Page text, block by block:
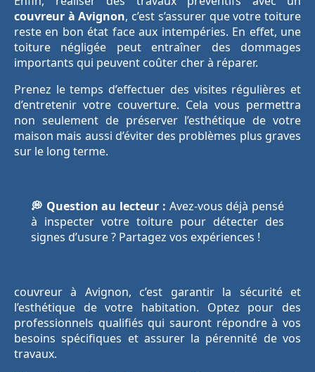
couvreur à Avignon, c’est s’assurer que votre toiture
reste en bon état face aux intempéries. En effet, une
toiture négligée peut entraîner des dommages
importants qui peuvent coûter cher à réparer.
Prenez le temps d’effectuer des visites régulières et
d’entretenir votre couverture. Cela vous permettra
non seulement de préserver l’esthétique de votre
maison mais aussi d’éviter des problèmes plus graves
sur le long terme.
💭 Question au lecteur : Avez-vous déjà pensé
à inspecter votre toiture pour détecter des
signes d’usure ? Partagez vos expériences !
couvreur à Avignon, c’est garantir la sécurité et
l’esthétique de votre habitation. Optez pour des
professionnels qualifiés qui sauront répondre à vos
besoins spécifiques et assurer la pérennité de vos
travaux.